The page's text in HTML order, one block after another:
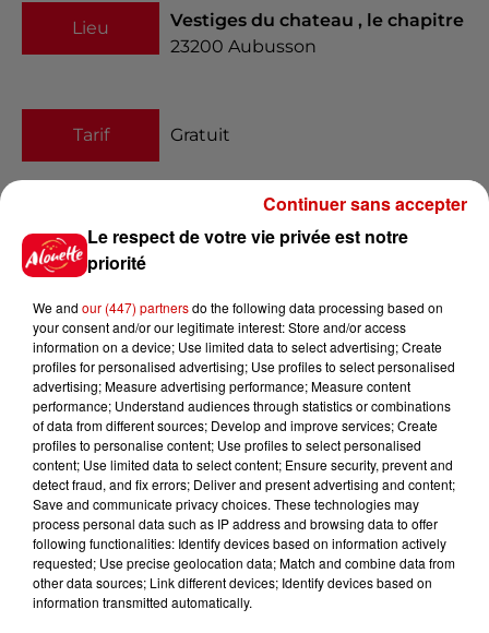
Lieu
Vestiges du chateau , le chapitre
23200 Aubusson
Tarif Gratuit
Offrez vous un voyage dans le
temps grâce à la fête médiévale
d'Aubusson : marché, spectacles,
camp animé , restauration
Infos
Voir plus
11h51
À LA UNE : affaire Manon
Relandeau, musée cambriolé et
Amel Bent en...
11h18
Disparition de Manon
Relandeau : sa mère réclame
l’intervention...
Le respect de votre vie privée est notre
priorité
We and our (447) partnersdo the following data processing based on
your consent and/or our legitimate interest: Store and/or access
information on a device; Use limited data to select advertising; Create
profiles for personalised advertising; Use profiles to select personalised
advertising; Measure advertising performance; Measure content
performance; Understand audiences through statistics or combinations
of data from different sources; Develop and improve services; Create
profiles to personalise content; Use profiles to select personalised
content; Use limited data to select content; Ensure security, prevent and
detect fraud, and fix errors; Deliver and present advertising and content;
Save and communicate privacy choices. These technologies may
process personal data such as IP address and browsing data to offer
following functionalities: Identify devices based on information actively
requested; Use precise geolocation data; Match and combine data from
other data sources; Link different devices; Identify devices based on
information transmitted automatically.
Continuer sans accepter